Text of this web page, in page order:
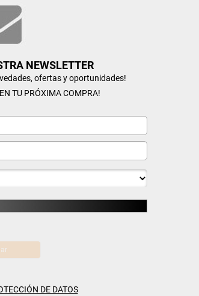
NEWSLETTER
ofertas y oportunidades!
TU PRÓXIMA COMPRA!
DE DATOS